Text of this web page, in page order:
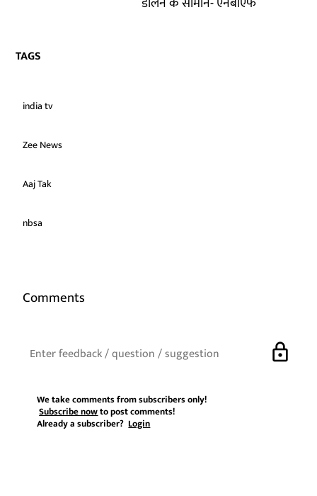
TAGS
india tv
Zee News
Aaj Tak
nbsa
Comments
lock
We take comments from subscribers only!
Subscribe nowto post comments!
Already a subscriber?Login